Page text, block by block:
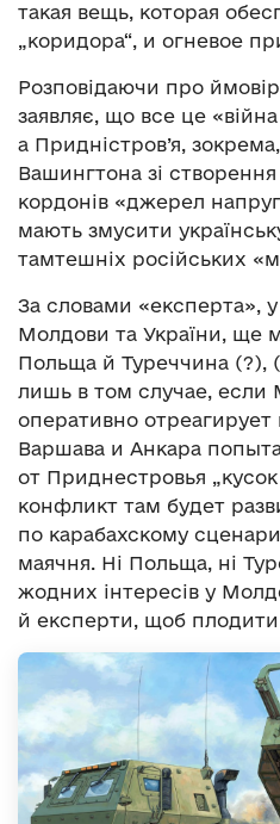
такая вещь, которая
„коридора“, и огневое
Розповідаючи про
заявляє, що все це
а Придністров’я,
Вашингтона зі
кордонів «джерел
мають змусити
тамтешніх російських
За словами «експерта»,
Молдови та України, ще
Польща й Туреччина (?),
лишь в том случае,
оперативно
Варшава и Анкара
от Приднестровья
конфликт там будет
по карабахскому
маячня. Ні Польща, ні
жодних інтересів у
й експерти, щоб плодити